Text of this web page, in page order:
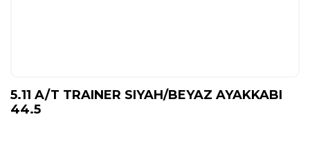
5.11 A/T TRAINER SIYAH/BEYAZ AYAKKABI
44.5